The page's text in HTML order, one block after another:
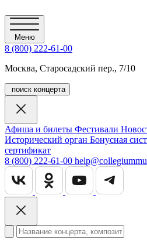
Меню
8 (800) 222-61-00
Москва, Старосадский пер., 7/10
поиск концерта
Афиша и билеты Фестивали
Исторический орган Бонусная
сертификат
8 (800) 222-61-00